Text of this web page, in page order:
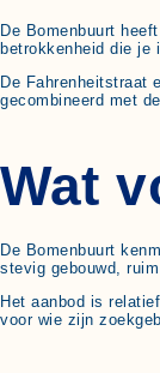
De Bomenbuurt
betrokkenheid die je
De Fahrenheitstraat
gecombineerd met
Wat
De Bomenbuurt
stevig gebouwd,
Het aanbod is
voor wie zijn